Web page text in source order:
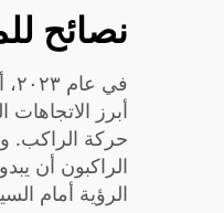
نصائح
أبرز
حركة الراكب.
الراكبون أن
الرؤية أمام